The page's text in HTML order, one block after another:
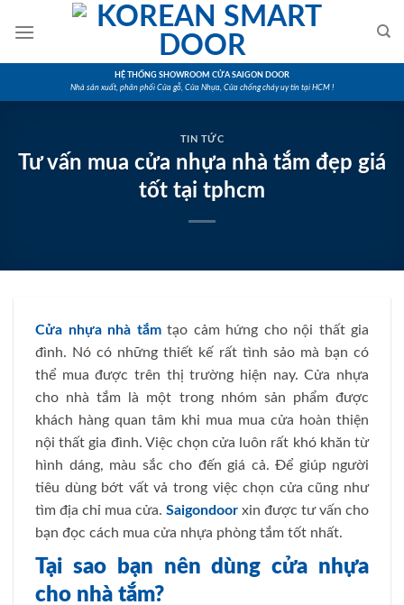
HỆ THỐNG SHOWROOM CỬA SAIGON DOOR
Nhà sản xuất, phân phối Cửa gỗ, Cửa Nhựa, Cửa chống cháy uy tín tại HCM !
TIN TỨC
Tư vấn mua cửa nhựa nhà tắm đẹp giá
tốt tại tphcm
Cửa nhựa nhà tắmtạo cảm hứng cho nội thất gia
đình. Nó có những thiết kế rất tình sảo mà bạn có
thể mua được trên thị trường hiện nay. Cửa nhựa
cho nhà tắm là một trong nhóm sản phẩm được
khách hàng quan tâm khi mua mua cửa hoàn thiện
nội thất gia đình. Việc chọn cửa luôn rất khó khăn từ
hình dáng, màu sắc cho đến giá cả. Để giúp người
tiêu dùng bớt vất vả trong việc chọn cửa cũng như
tìm địa chỉ mua cửa. Saigondoor xin được tư vấn cho
bạn đọc cách mua cửa nhựa phòng tắm tốt nhất.
Tại sao bạn nên dùng cửa nhựa
cho nhà tắm?